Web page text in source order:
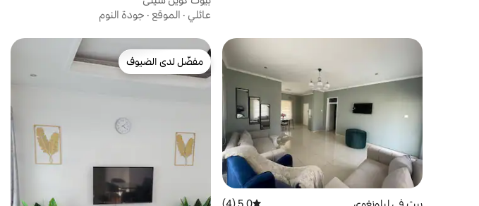
عائلي · الموقع · جودة النوم
مفضّل لدى الضيوف
مفضّل لدى الضيوف